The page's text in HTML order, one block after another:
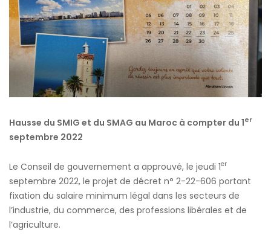
–
Hausse
du
SMIG
et
Maroc
du
1er
septembre
2022
Hausse du SMIG et du SMAG au Maroc à compter du 1er
septembre 2022
Le Conseil de gouvernement a approuvé, le jeudi 1er
septembre 2022, le projet de décret n° 2-22-606 portant
fixation du salaire minimum légal dans les secteurs de
l’industrie, du commerce, des professions libérales et de
l’agriculture.